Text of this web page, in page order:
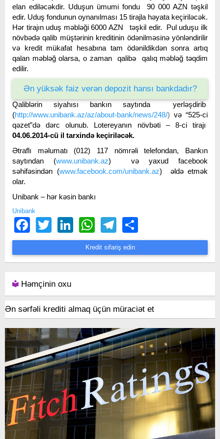
elan ediləcəkdir. Uduşun ümumi fondu 90 000 AZN təşkil
edir. Uduş fondunun oynanılması 15 tirajla həyata keçiriləcək.
Hər tirajın uduş məbləği 6000 AZN təşkil edir. Pul uduşu ilk
növbədə qalib müştərinin kreditinin ödənilməsinə yönləndirilir
və kredit mükafat hesabına tam ödənildikdən sonra artıq
qalan məbləğ olarsa, o zaman qalibə qalıq məbləğ təqdim
edilir.
Ən yüksək faiz verən depozit hansı bankdadır?
Qaliblərin siyahısı bankın saytında yerləşdirib
(http://www.unibank.az/az/about-bank/news/248/) və “525-ci
qəzet”də dərc olunub. Lotereyanın növbəti – 8-ci tirajı
04.06.2014-cü il tarxində keçiriləcək.
Ətraflı məlumatı (012) 117 nömrəli telefondan, Bankın
saytından (www.unibank.az) və yaxud facebook
səhifəsindən (www.facebook.com/unibank.az) əldə etmək
olar.
Unibank – hər kəsin bankı
Unibank
FacebookTwitter LinkedIn WhatsAppTelegram
Kredit sifariş edin
Həmçinin oxu
Ən sərfəli krediti almaq üçün müraciət et